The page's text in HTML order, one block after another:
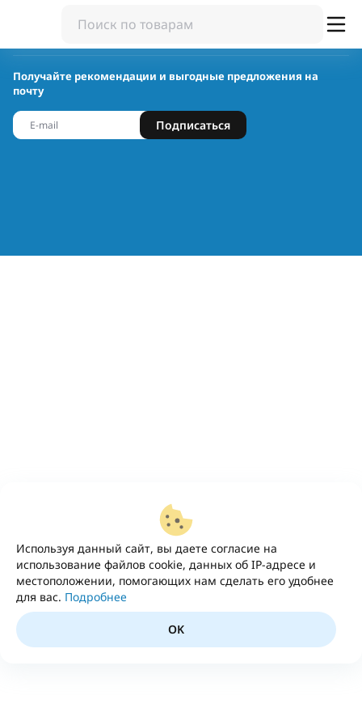
Используя данный сайт, вы даете согласие на
использование файлов cookie, данных об IP-адресе и
местоположении, помогающих нам сделать его удобнее
для вас. Подробнее
OK
Получайте рекомендации и выгодные предложения на
почту
Подписаться